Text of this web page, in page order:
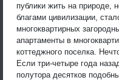
публики жить на природе,
благами цивилизации,
многоквартирных
апартаменты в
коттеджного поселка.
Если три-четыре года
полутора десятков